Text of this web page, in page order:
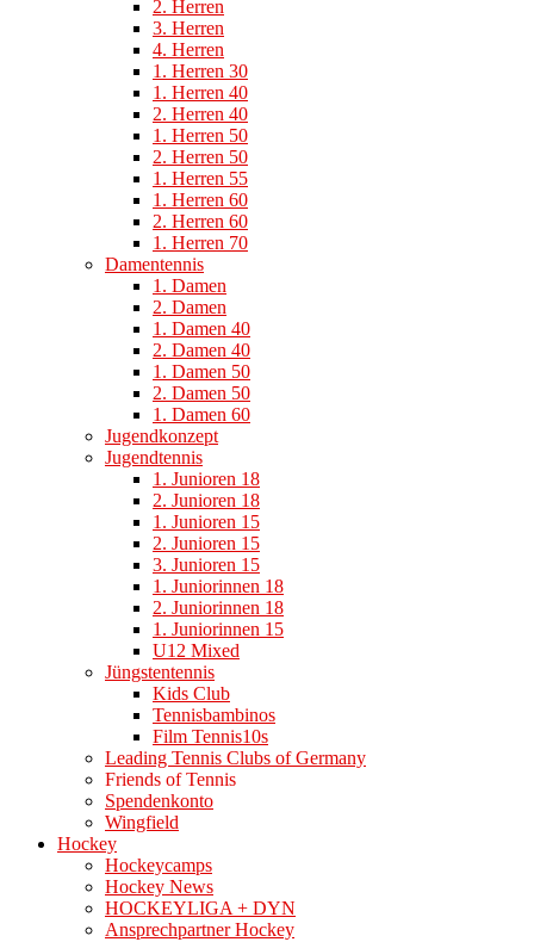
2. Herren
3. Herren
4. Herren
1. Herren 30
1. Herren 40
2. Herren 40
1. Herren 50
2. Herren 50
1. Herren 55
1. Herren 60
2. Herren 60
1. Herren 70
Damentennis
1. Damen
2. Damen
1. Damen 40
2. Damen 40
1. Damen 50
2. Damen 50
1. Damen 60
Jugendkonzept
Jugendtennis
1. Junioren 18
2. Junioren 18
1. Junioren 15
2. Junioren 15
3. Junioren 15
1. Juniorinnen 18
2. Juniorinnen 18
1. Juniorinnen 15
U12 Mixed
Jüngstentennis
Kids Club
Tennisbambinos
Film Tennis10s
Leading Tennis Clubs of Germany
Friends of Tennis
Spendenkonto
Wingfield
Hockey
Hockeycamps
Hockey News
HOCKEYLIGA + DYN
Ansprechpartner Hockey